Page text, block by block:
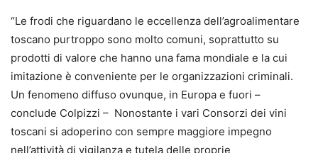
“Le frodi che riguardano le eccellenza dell’agroalimentare
toscano purtroppo sono molto comuni, soprattutto su
prodotti di valore che hanno una fama mondiale e la cui
imitazione è conveniente per le organizzazioni criminali.
Un fenomeno diffuso ovunque, in Europa e fuori –
conclude Colpizzi – Nonostante i vari Consorzi dei vini
toscani si adoperino con sempre maggiore impegno
nell’attività di vigilanza e tutela delle proprie